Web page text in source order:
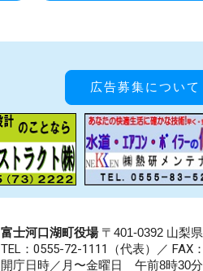
広告募集について
富士河口湖町役場〒401-0392 山梨
TEL：0555-72-1111 （代表）／ FAX
開庁日時／月〜金曜日 午前8時30分